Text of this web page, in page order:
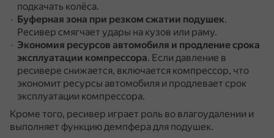
подкачать колёса.
Буферная зона при резком сжатии подушек.
Ресивер смягчает удары на кузов или раму.
Экономия ресурсов автомобиля и продление срока
эксплуатации компрессора. Если давление в
ресивере снижается, включается компрессор, что
экономит ресурсы автомобиля и продлевает срок
эксплуатации компрессора.
Кроме того, ресивер играет роль во влагоудалении и
выполняет функцию демпфера для подушек.